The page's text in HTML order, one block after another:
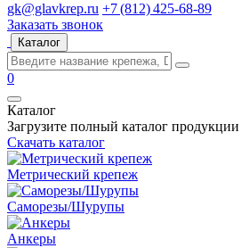
gk@glavkrep.ru +7 (812) 425-68-89
Заказать звонок
Каталог
0
Каталог
Загрузите полный каталог
Скачать каталог
Метрический крепеж
Саморезы/Шурупы
Анкеры